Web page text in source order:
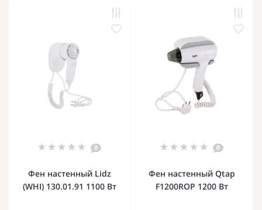
0
Фен настенный Lidz
(WHI) 130.01.91 1100 Вт
0
Фен настенный Qtap
F1200ROP 1200 Вт